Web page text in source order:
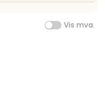
Vis mva.